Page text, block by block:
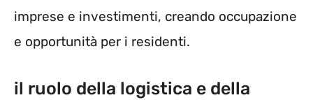
imprese e investimenti, creando occupazione
e opportunità per i residenti.
il ruolo della logistica e della